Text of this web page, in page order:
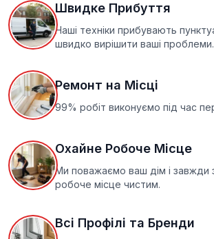
Швидке Прибуття
Наші техніки прибувають
швидко вирішити ваші проблеми.
Ремонт на Місці
99% робіт виконуємо під час
Охайне Робоче Місце
Ми поважаємо ваш дім і завжди
робоче місце чистим.
Всі Профілі та Бренди